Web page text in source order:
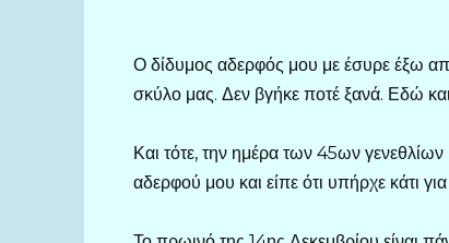
Ο δίδυμος αδερφός μου με έσυρε έξω
σκύλο μας. Δεν βγήκε ποτέ ξανά. Εδώ
Και τότε, την ημέρα των 45ων
αδερφού μου και είπε ότι υπήρχε κάτι